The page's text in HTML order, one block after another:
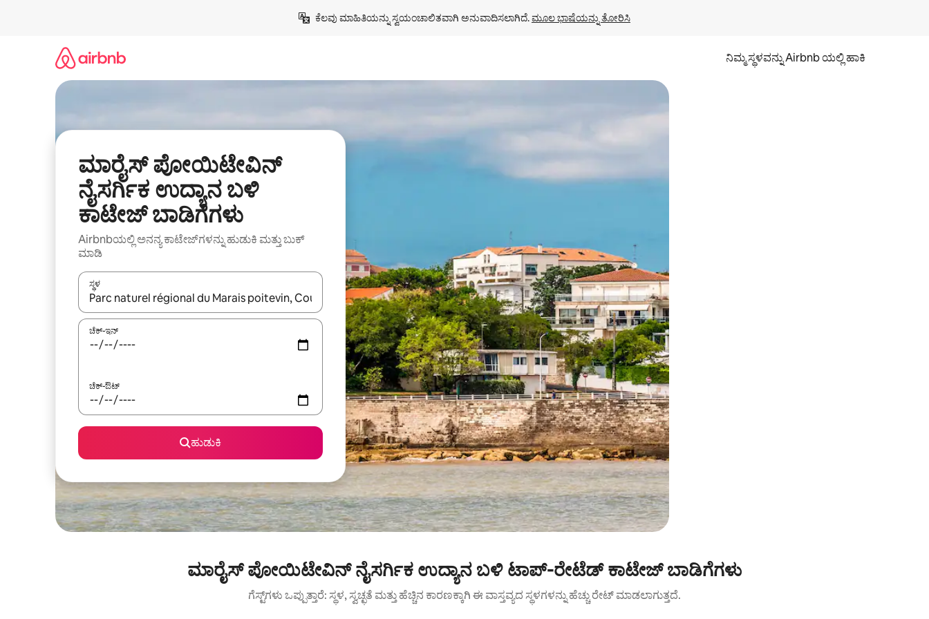
ಕೆಲವು ಮಾಹಿತಿಯನ್ನು ಸ್ವಯಂಚಾಲಿತವಾಗಿ ಅನುವಾದಿಸಲಾಗಿದೆ. ಮೂಲ ಭಾಷೆಯನ್ನು ತೋರಿಸಿ
ನಿಮ್ಮ ಸ್ಥಳವನ್ನು Airbnb ಯಲ್ಲಿ ಹಾಕಿ
ಮಾರೈಸ್ ಪೋಯಿಟೇವಿನ್
ನೈಸರ್ಗಿಕ ಉದ್ಯಾನ ಬಳಿ
ಕಾಟೇಜ್ ಬಾಡಿಗೆಗಳು
Airbnbಯಲ್ಲಿ ಅನನ್ಯ ಕಾಟೇಜ್‌ಗಳನ್ನು ಹುಡುಕಿ ಮತ್ತು ಬುಕ್
ಮಾಡಿ
ಸ್ಥಳ
ಫಲಿತಾಂಶಗಳು ಲಭ್ಯವಿರುವಾಗ, ಅಪ್ ಮತ್ತು ಡೌನ್ ಬಾಣದ ಕೀಲಿಗಳೊಂದಿಗೆ ನ್ಯಾವಿಗೇಟ್ ಮಾಡಿ ಅಥವಾ ಸ್ಪರ್ಶ ಅಥವಾ ಸ್ವೈಪ್ ಗೆಸ್ಚರ್‌ಗಳ ಮೂಲಕ ಅನ್ವೇಷಿಸಿ.
ಚೆಕ್-ಇನ್
ಚೆಕ್-ಔಟ್
ಹುಡುಕಿ
ಮಾರೈಸ್ ಪೋಯಿಟೇವಿನ್ ನೈಸರ್ಗಿಕ ಉದ್ಯಾನ ಬಳಿ ಟಾಪ್-ರೇಟೆಡ್ ಕಾಟೇಜ್ ಬಾಡಿಗೆಗಳು
ಗೆಸ್ಟ್‌ಗಳು ಒಪ್ಪುತ್ತಾರೆ: ಸ್ಥಳ, ಸ್ವಚ್ಛತೆ ಮತ್ತು ಹೆಚ್ಚಿನ ಕಾರಣಕ್ಕಾಗಿ ಈ ವಾಸ್ತವ್ಯದ ಸ್ಥಳಗಳನ್ನು ಹೆಚ್ಚು ರೇಟ್ ಮಾಡಲಾಗುತ್ತದೆ.